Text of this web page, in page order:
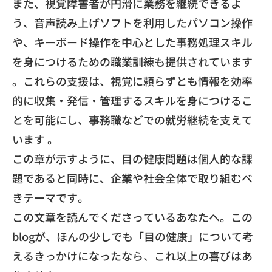
う、音声読み上げソフトを利用したパソコン操作
や、キーボード操作を中心とした事務処理スキル
を身につけるための職業訓練も提供されています
。これらの支援は、視覚に頼らずとも情報を効率
的に収集・発信・管理するスキルを身につけるこ
とを可能にし、事務職などでの就労継続を支えて
います 。
この章が示すように、目の健康問題は個人的な課
題であると同時に、企業や社会全体で取り組むべ
きテーマです。
この文章を読んでくださっているあなたへ。この
blogが、ほんの少しでも「目の健康」について考
えるきっかけになったなら、これ以上の喜びはあ